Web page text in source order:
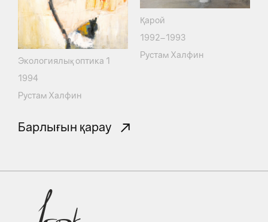
Экологиялық оптика 1
1994
Рустам Халфин
Қарой
1992–1993
Рустам Халфин
Барлығын қарау